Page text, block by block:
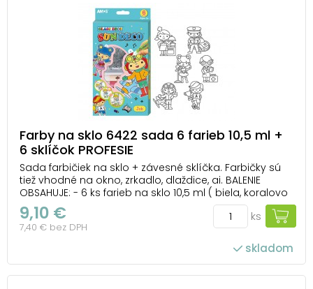
Farby na sklo 6422 sada 6 farieb 10,5 ml +
6 sklíčok PROFESIE
Sada farbičiek na sklo + závesné sklíčka. Farbičky sú
tiež vhodné na okno, zrkadlo, dlaždice, ai. BALENIE
OBSAHUJE: - 6 ks farieb na sklo 10,5 ml ( biela, koralovo
oranžová, červená, modrá + žltá a zelená s trblietkami
) - 6 ks závesných sklíčok ( profesie ) NÁVOD: 1.
Vyfarbite sklíčka, ...
9,10 €
7,40 € bez DPH
ks
skladom